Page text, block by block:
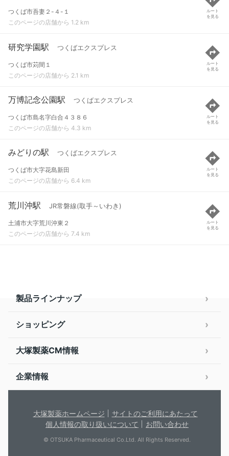
つくば市吾妻２-４-１
このページの店舗から 1.2 km
ルート
を見る
研究学園駅 つくばエクスプレス
つくば市苅間１
このページの店舗から 2.1 km
ルート
を見る
万博記念公園駅 つくばエクスプレス
つくば市島名字白合４３８６
このページの店舗から 4.3 km
ルート
を見る
みどりの駅 つくばエクスプレス
つくば市大字花島新田
このページの店舗から 6.4 km
ルート
を見る
荒川沖駅 JR常磐線(取手～いわき)
土浦市大字荒川沖東２
このページの店舗から 7.4 km
ルート
を見る
製品ラインナップ
ショッピング
大塚製薬CM情報
企業情報
大塚製薬ホームページ
サイトのご利用にあたって
個人情報の取り扱いについて
お問い合わせ
© OTSUKA Pharmaceutical Co.Ltd. All Rights Reserved.